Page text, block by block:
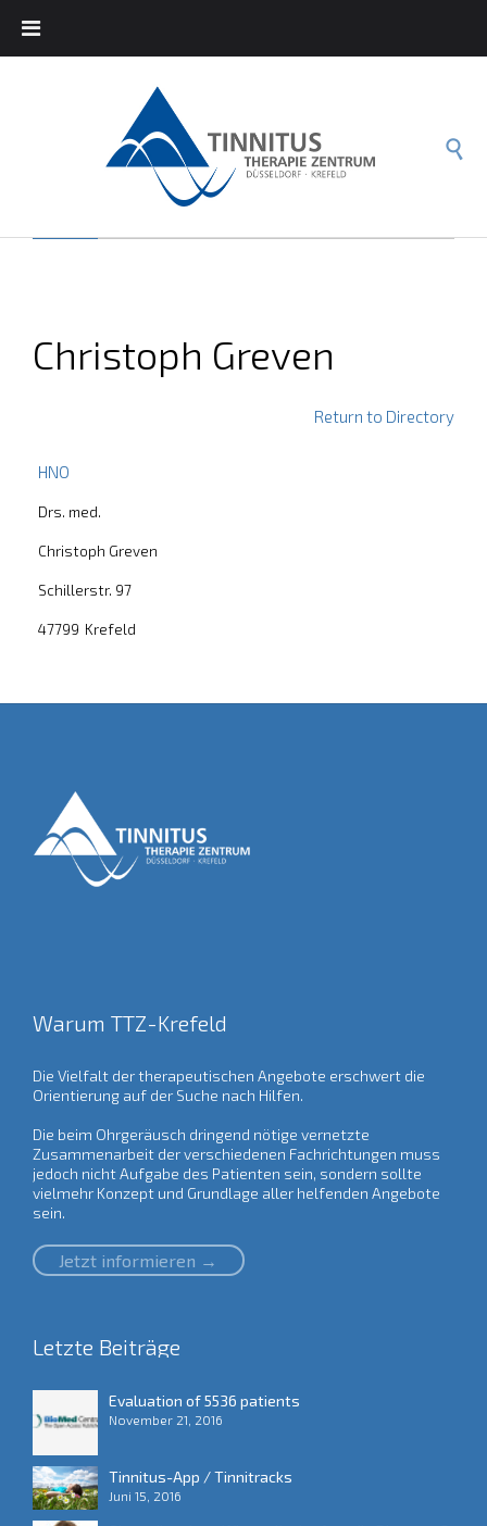

Christoph Greven
Return to Directory
HNO
Drs. med.
Christoph Greven
Schillerstr. 97
47799 Krefeld
Warum TTZ-Krefeld
Die Vielfalt der therapeutischen Angebote erschwert die
Orientierung auf der Suche nach Hilfen.
Die beim Ohrgeräusch dringend nötige vernetzte
Zusammenarbeit der verschiedenen Fachrichtungen muss
jedoch nicht Aufgabe des Patienten sein, sondern sollte
vielmehr Konzept und Grundlage aller helfenden Angebote
sein.
Jetzt informieren →
Letzte Beiträge
Evaluation of 5536 patients
November 21, 2016
Tinnitus-App / Tinnitracks
Juni 15, 2016